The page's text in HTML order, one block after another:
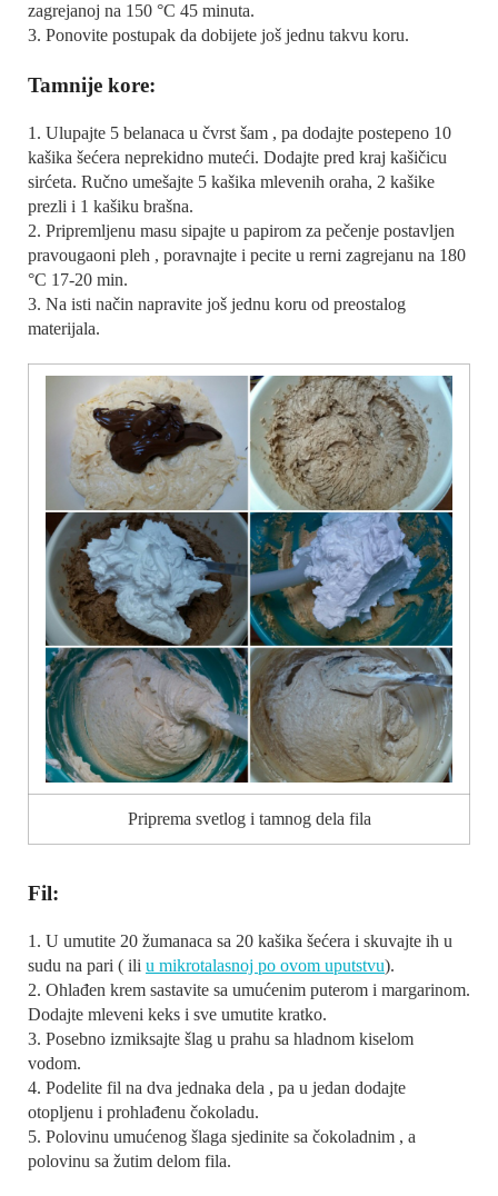
zagrejanoj na 150 °C 45 minuta.
3. Ponovite postupak da dobijete još jednu takvu koru.
Tamnije kore:
1. Ulupajte 5 belanaca u čvrst šam , pa dodajte postepeno 10
kašika šećera neprekidno muteći. Dodajte pred kraj kašičicu
sirćeta. Ručno umešajte 5 kašika mlevenih oraha, 2 kašike
prezli i 1 kašiku brašna.
2. Pripremljenu masu sipajte u papirom za pečenje postavljen
pravougaoni pleh , poravnajte i pecite u rerni zagrejanu na 180
°C 17-20 min.
3. Na isti način napravite još jednu koru od preostalog
materijala.
Priprema svetlog i tamnog dela fila
Fil:
1. U umutite 20 žumanaca sa 20 kašika šećera i skuvajte ih u
sudu na pari ( ili u mikrotalasnoj po ovom uputstvu).
2. Ohlađen krem sastavite sa umućenim puterom i margarinom.
Dodajte mleveni keks i sve umutite kratko.
3. Posebno izmiksajte šlag u prahu sa hladnom kiselom
vodom.
4. Podelite fil na dva jednaka dela , pa u jedan dodajte
otopljenu i prohlađenu čokoladu.
5. Polovinu umućenog šlaga sjedinite sa čokoladnim , a
polovinu sa žutim delom fila.